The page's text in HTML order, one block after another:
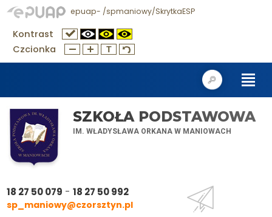
epuap- /spmaniowy/SkrytkaESP
Kontrast
Czcionka
SZKOŁA PODSTAWOWA
IM. WŁADYSŁAWA ORKANA W MANIOWACH
18 27 50 079 -18 27 50 992
sp_maniowy@czorsztyn.pl